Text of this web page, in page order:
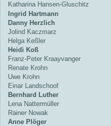
Katharina Hansen-Gluschitz
Ingrid Hartmann
Danny Herzlich
Jolind Kaczmarz
Helga Keßler
Heidi Koß
Franz-Peter Kraayvanger
Renate Krohn
Uwe Krohn
Einar Landschoof
Bernhard Luther
Lena Nattermüller
Rainer Nowak
Anne Plöger